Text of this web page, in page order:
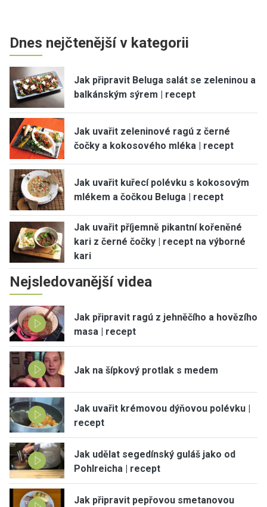
Dnes nejčtenější v kategorii
Jak připravit Beluga salát se zeleninou a
balkánským sýrem | recept
Jak uvařit zeleninové ragú z černé
čočky a kokosového mléka | recept
Jak uvařit kuřecí polévku s kokosovým
mlékem a čočkou Beluga | recept
Jak uvařit příjemně pikantní kořeněné
kari z černé čočky | recept na výborné
kari
Nejsledovanější videa
Jak připravit ragú z jehněčího a hovězího
masa | recept
Jak na šípkový protlak s medem
Jak uvařit krémovou dýňovou polévku |
recept
Jak udělat segedínský guláš jako od
Pohlreicha | recept
Jak připravit pepřovou smetanovou